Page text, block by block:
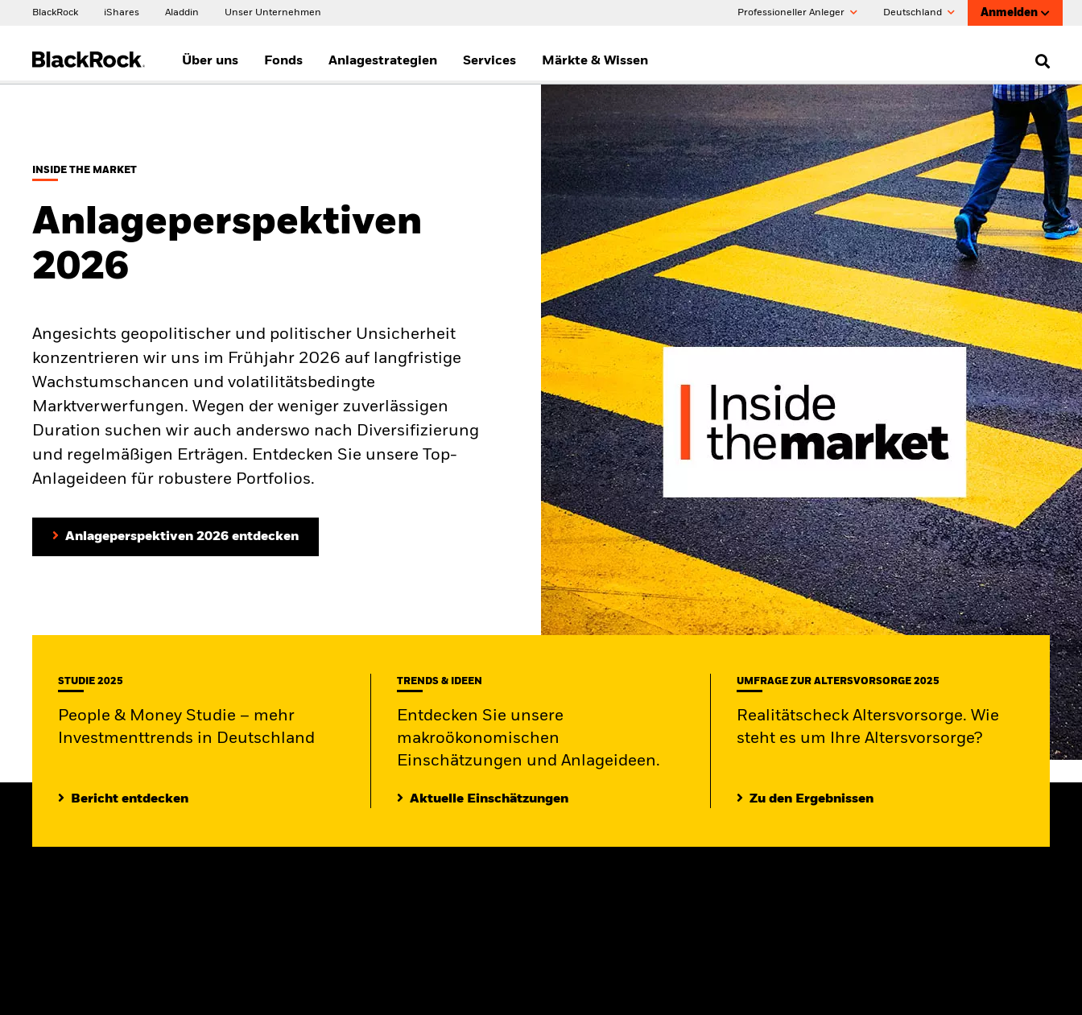
BlackRock iShares Aladdin Unser Unternehmen Professioneller Anleger Deutschland Anmelden
Über uns Fonds Anlagestrategien Services Märkte & Wissen
INSIDE THE MARKET
Anlageperspektiven
2026
Angesichts geopolitischer und politischer Unsicherheit
konzentrieren wir uns im Frühjahr 2026 auf langfristige
Wachstumschancen und volatilitätsbedingte
Marktverwerfungen. Wegen der weniger zuverlässigen
Duration suchen wir auch anderswo nach Diversifizierung
und regelmäßigen Erträgen. Entdecken Sie unsere Top-
Anlageideen für robustere Portfolios.
Anlageperspektiven 2026 entdecken
STUDIE 2025
People & Money Studie – mehr
Investmenttrends in Deutschland
Bericht entdecken
TRENDS & IDEEN
Entdecken Sie unsere
makroökonomischen
Einschätzungen und Anlageideen.
Aktuelle Einschätzungen
UMFRAGE ZUR ALTERSVORSORGE 2025
Realitätscheck Altersvorsorge. Wie
steht es um Ihre Altersvorsorge?
Zu den Ergebnissen